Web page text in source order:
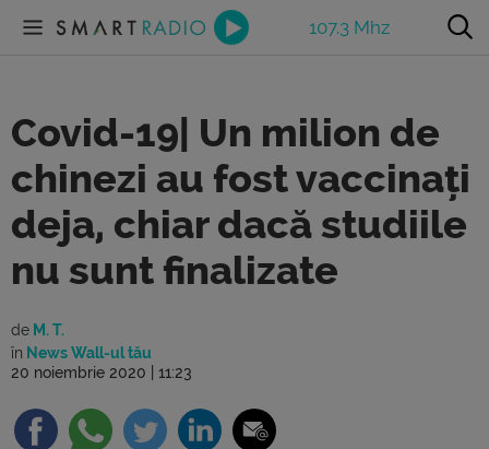
107.3 Mhz
Covid-19| Un milion de
chinezi au fost vaccinați
deja, chiar dacă studiile
nu sunt finalizate
de M. T.
în News Wall-ul tău
20 noiembrie 2020 | 11:23